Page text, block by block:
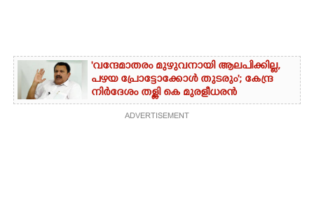
'വന്ദേമാതരം മുഴുവനായി ആലപിക്കില്ല,
പഴയ പ്രോട്ടോക്കോൾ തുടരും'; കേന്ദ്ര
നിർദേശം തള്ളി കെ മുരളീധരൻ
ADVERTISEMENT